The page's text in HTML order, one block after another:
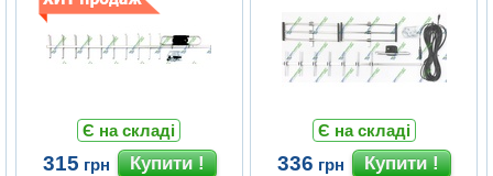
Є на складі
315 грн
Є на складі
336 грн